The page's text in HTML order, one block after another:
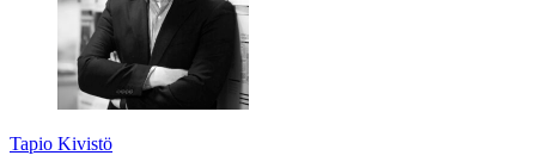
Tapio Kivistö